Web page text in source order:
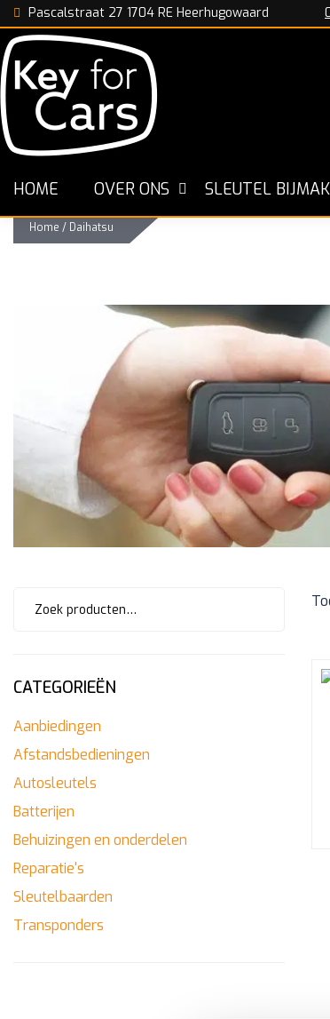
Pascalstraat 27 1704 RE Heerhugowaard
HOME OVER ONS SLEUTEL
De Specialist in Nederland Snelle
Home / Daihatsu
Zoeken
CATEGORIEËN
Aanbiedingen
Afstandsbedieningen
Autosleutels
Batterijen
Behuizingen en onderdelen
Reparatie's
Sleutelbaarden
Transponders